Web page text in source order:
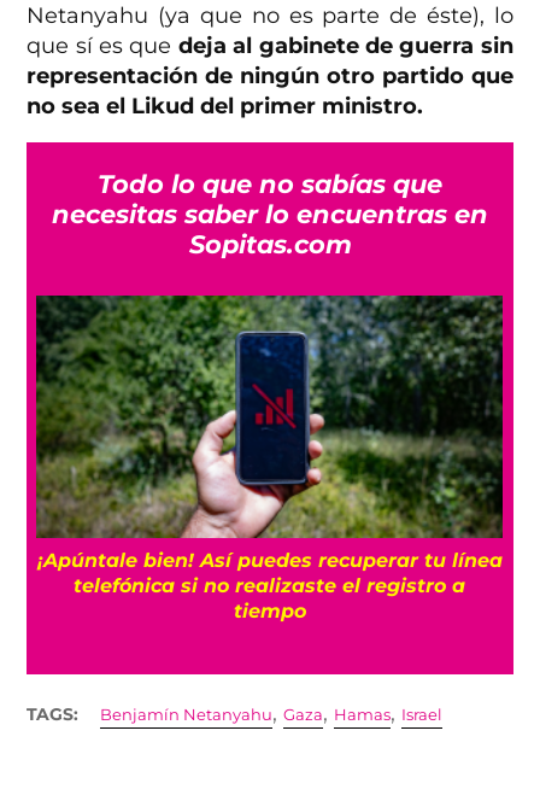
Netanyahu (ya que no es parte de éste), lo
que sí es que deja al gabinete de guerra sin
representación de ningún otro partido que
no sea el Likud del primer ministro.
Todo lo que no sabías que
necesitas saber lo encuentras en
Sopitas.com
¡Apúntale bien! Así puedes recuperar tu línea
telefónica si no realizaste el registro a
tiempo
TAGS: Benjamín Netanyahu,Gaza, Hamas, Israel